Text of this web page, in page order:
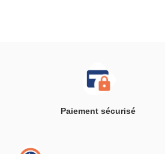
Paiement sécurisé